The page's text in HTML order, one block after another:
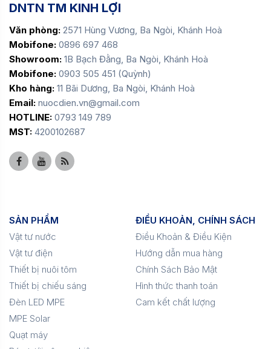
DNTN TM KINH LỢI
Văn phòng: 2571 Hùng Vương, Ba Ngòi, Khánh Hoà
Mobifone: 0896 697 468
Showroom: 1B Bạch Đằng, Ba Ngòi, Khánh Hoà
Mobifone: 0903 505 451 (Quỳnh)
Kho hàng: 11 Bãi Dương, Ba Ngòi, Khánh Hoà
Email: nuocdien.vn@gmail.com
HOTLINE: 0793 149 789
MST: 4200102687
SẢN PHẨM
Vật tư nước
Vật tư điện
Thiết bị nuôi tôm
Thiết bị chiếu sáng
Đèn LED MPE
MPE Solar
Quạt máy
ĐIỀU KHOẢN, CHÍNH SÁCH
Điều Khoản & Điều Kiện
Hướng dẫn mua hàng
Chính Sách Bảo Mật
Hình thức thanh toán
Cam kết chất lượng